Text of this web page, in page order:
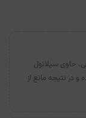
حاوی سیلانول
در نتیجه مانع از